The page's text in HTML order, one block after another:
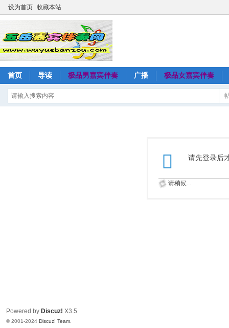
设为首页 收藏本站
首页 导读 极品男嘉宾伴奏 广播 极品女嘉宾伴奏
请先登录后
请稍候...
Powered by Discuz! X3.5
© 2001-2024 Discuz! Team